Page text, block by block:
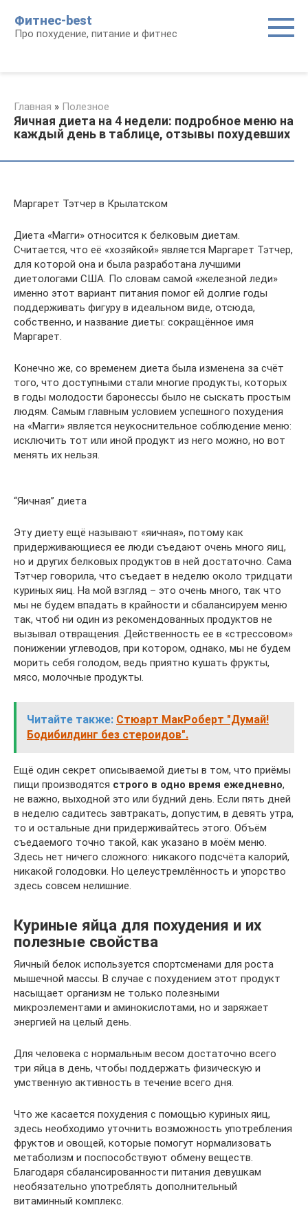
контенту
Фитнес-best
Про похудение, питание и фитнес
Главная » Полезное
Яичная диета на 4 недели: подробное меню на
каждый день в таблице, отзывы похудевших
Маргарет Тэтчер в Крылатском
Диета «Магги» относится к белковым диетам.
Считается, что её «хозяйкой» является Маргарет Тэтчер,
для которой она и была разработана лучшими
диетологами США. По словам самой «железной леди»
именно этот вариант питания помог ей долгие годы
поддерживать фигуру в идеальном виде, отсюда,
собственно, и название диеты: сокращённое имя
Маргарет.
Конечно же, со временем диета была изменена за счёт
того, что доступными стали многие продукты, которых
в годы молодости баронессы было не сыскать простым
людям. Самым главным условием успешного похудения
на «Магги» является неукоснительное соблюдение меню:
исключить тот или иной продукт из него можно, но вот
менять их нельзя.
“Яичная” диета
Эту диету ещё называют «яичная», потому как
придерживающиеся ее люди съедают очень много яиц,
но и других белковых продуктов в ней достаточно. Сама
Тэтчер говорила, что съедает в неделю около тридцати
куриных яиц. На мой взгляд – это очень много, так что
мы не будем впадать в крайности и сбалансируем меню
так, чтоб ни один из рекомендованных продуктов не
вызывал отвращения. Действенность ее в «стрессовом»
понижении углеводов, при котором, однако, мы не будем
морить себя голодом, ведь приятно кушать фрукты,
мясо, молочные продукты.
Читайте также: Стюарт МакРоберт "Думай!
Бодибилдинг без стероидов".
Ещё один секрет описываемой диеты в том, что приёмы
пищи производятся строго в одно время ежедневно,
не важно, выходной это или будний день. Если пять дней
в неделю садитесь завтракать, допустим, в девять утра,
то и остальные дни придерживайтесь этого. Объём
съедаемого точно такой, как указано в моём меню.
Здесь нет ничего сложного: никакого подсчёта калорий,
никакой голодовки. Но целеустремлённость и упорство
здесь совсем нелишние.
Куриные яйца для похудения и их
полезные свойства
Яичный белок используется спортсменами для роста
мышечной массы. В случае с похудением этот продукт
насыщает организм не только полезными
микроэлементами и аминокислотами, но и заряжает
энергией на целый день.
Для человека с нормальным весом достаточно всего
три яйца в день, чтобы поддержать физическую и
умственную активность в течение всего дня.
Что же касается похудения с помощью куриных яиц,
здесь необходимо уточнить возможность употребления
фруктов и овощей, которые помогут нормализовать
метаболизм и поспособствуют обмену веществ.
Благодаря сбалансированности питания девушкам
необязательно употреблять дополнительный
витаминный комплекс.